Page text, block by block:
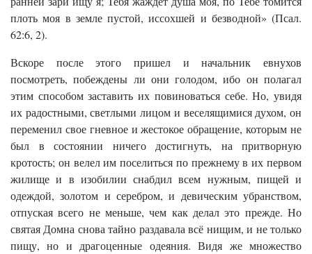
плоть моя в земле пустой, иссохшей и безводной» (Псал.
62:6, 2).
Вскоре после этого пришел и начальник евнухов
посмотреть, побеждены ли они голодом, ибо он полагал
этим способом заставить их повиноваться себе. Но, увидя
их радостными, светлыми лицом и веселящимися духом, он
переменил свое гневное и жестокое обращение, которым не
был в состоянии ничего достигнуть, на притворную
кротость; он велел им поселиться по прежнему в их первом
жилище и в изобилии снабдил всем нужным, пищей и
одеждой, золотом и серебром, и девическим убранством,
отпуская всего не меньше, чем как делал это прежде. Но
святая Домна снова тайно раздавала всё нищим, и не только
пищу, но и драгоценные одеяния. Видя же множество